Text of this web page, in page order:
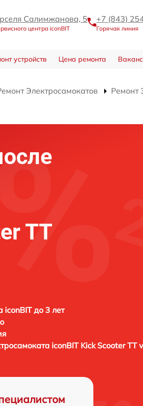
Салимжанова, 5
центра iconBIT
+7 (843)
Горячая линия
устройств Цена ремонта
Электросамокатов
Ремонт
TT
iconBIT до 3 лет
iconBIT Kick Scooter TT